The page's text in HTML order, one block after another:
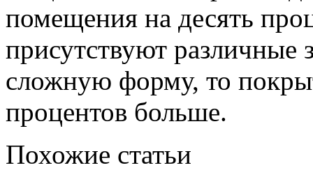
помещения на десять
присутствуют различные
сложную форму, то
процентов больше.
Похожие статьи